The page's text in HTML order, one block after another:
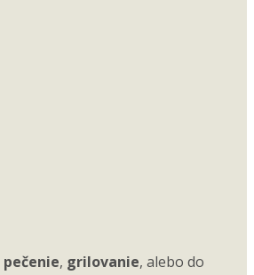
pečenie, grilovanie, alebo do